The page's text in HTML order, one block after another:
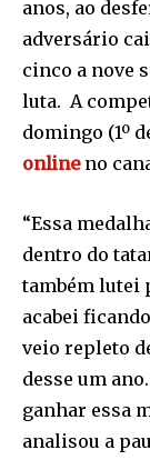
anos, ao
adversário
cinco a nove
luta. A
domingo (1º
onlineno
“Essa
dentro do
também lutei
acabei
veio repleto
desse um
ganhar essa
analisou a